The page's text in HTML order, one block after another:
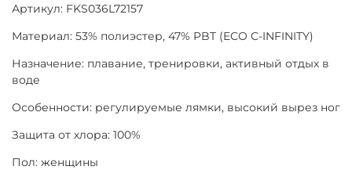
Артикул: FKS036L72157
Материал: 53% полиэстер, 47% PBT (ECO C-INFINITY)
Назначение: плавание, тренировки, активный отдых в
воде
Особенности: регулируемые лямки, высокий вырез ног
Защита от хлора: 100%
Пол: женщины